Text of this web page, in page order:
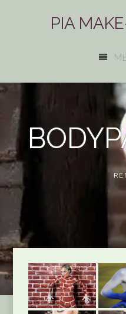
PIA